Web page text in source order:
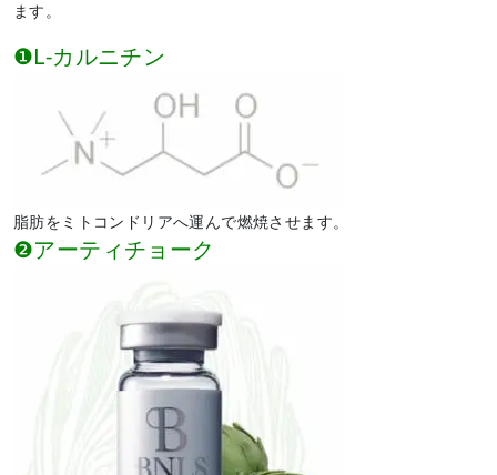
ます。
❶L-カルニチン
脂肪をミトコンドリアへ運んで燃焼させます。
❷アーティチョーク